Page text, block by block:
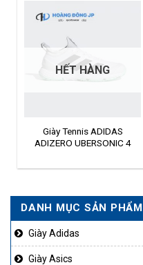
HẾT HÀNG
Giày Tennis ADIDAS
ADIZERO UBERSONIC 4
DANH MỤC SẢN PHẨM
Giày Adidas
Giày Asics